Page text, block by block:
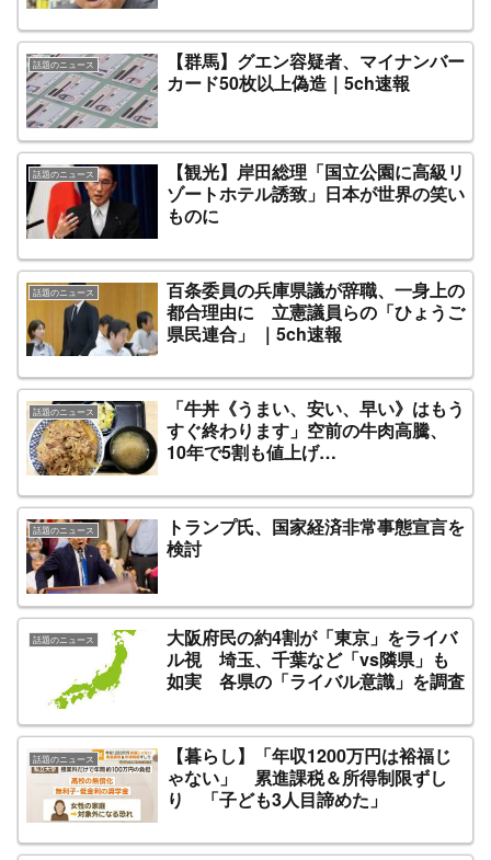
話題のニュース
【群馬】グエン容疑者、マイナンバー
カード50枚以上偽造｜5ch速報
話題のニュース
【観光】岸田総理「国立公園に高級リ
ゾートホテル誘致」日本が世界の笑い
ものに
話題のニュース
百条委員の兵庫県議が辞職、一身上の
都合理由に 立憲議員らの「ひょうご
県民連合」 ｜5ch速報
話題のニュース
「牛丼《うまい、安い、早い》はもう
すぐ終わります」空前の牛肉高騰、
10年で5割も値上げ…
話題のニュース
トランプ氏、国家経済非常事態宣言を
検討
話題のニュース
大阪府民の約4割が「東京」をライバ
ル視 埼玉、千葉など「vs隣県」も
如実 各県の「ライバル意識」を調査
話題のニュース
【暮らし】「年収1200万円は裕福じ
ゃない」 累進課税＆所得制限ずし
り 「子ども3人目諦めた」